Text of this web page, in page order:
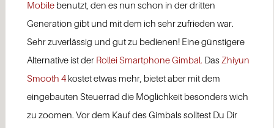
Mobilebenutzt, den es nun schon in der dritten
Generation gibt und mit dem ich sehr zufrieden war.
Sehr zuverlässig und gut zu bedienen! Eine günstigere
Alternative ist der Rollei Smartphone Gimbal. Das Zhiyun
Smooth 4kostet etwas mehr, bietet aber mit dem
eingebauten Steuerrad die Möglichkeit besonders wich
zu zoomen. Vor dem Kauf des Gimbals solltest Du Dir